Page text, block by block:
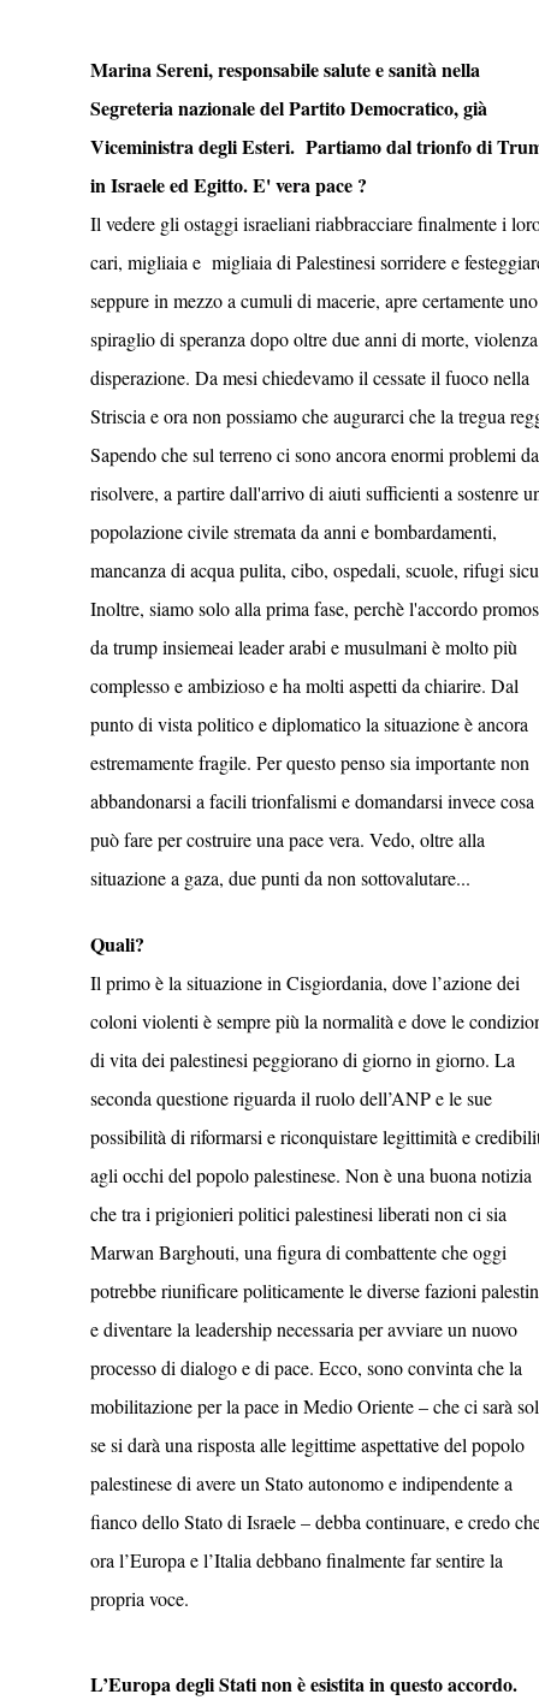
Marina Sereni, responsabile salute e sanità nella
Segreteria nazionale del Partito Democratico, già
Viceministra degli Esteri. Partiamo dal trionfo di
in Israele ed Egitto. E' vera pace ?
Il vedere gli ostaggi israeliani riabbracciare finalmente i
cari, migliaia e migliaia di Palestinesi sorridere e
seppure in mezzo a cumuli di macerie, apre certamente uno
spiraglio di speranza dopo oltre due anni di morte,
disperazione. Da mesi chiedevamo il cessate il fuoco nella
Striscia e ora non possiamo che augurarci che la tregua
Sapendo che sul terreno ci sono ancora enormi problemi da
risolvere, a partire dall'arrivo di aiuti sufficienti a sostenre
popolazione civile stremata da anni e bombardamenti,
mancanza di acqua pulita, cibo, ospedali, scuole, rifugi
Inoltre, siamo solo alla prima fase, perchè l'accordo
da trump insiemeai leader arabi e musulmani è molto più
complesso e ambizioso e ha molti aspetti da chiarire. Dal
punto di vista politico e diplomatico la situazione è ancora
estremamente fragile. Per questo penso sia importante non
abbandonarsi a facili trionfalismi e domandarsi invece cosa
può fare per costruire una pace vera. Vedo, oltre alla
situazione a gaza, due punti da non sottovalutare...
Quali?
Il primo è la situazione in Cisgiordania, dove l’azione dei
coloni violenti è sempre più la normalità e dove le
di vita dei palestinesi peggiorano di giorno in giorno. La
seconda questione riguarda il ruolo dell’ANP e le sue
possibilità di riformarsi e riconquistare legittimità e
agli occhi del popolo palestinese. Non è una buona notizia
che tra i prigionieri politici palestinesi liberati non ci sia
Marwan Barghouti, una figura di combattente che oggi
potrebbe riunificare politicamente le diverse fazioni
e diventare la leadership necessaria per avviare un nuovo
processo di dialogo e di pace. Ecco, sono convinta che la
mobilitazione per la pace in Medio Oriente – che ci sarà
se si darà una risposta alle legittime aspettative del popolo
palestinese di avere un Stato autonomo e indipendente a
fianco dello Stato di Israele – debba continuare, e credo
ora l’Europa e l’Italia debbano finalmente far sentire la
propria voce.
L’Europa degli Stati non è esistita in questo accordo.